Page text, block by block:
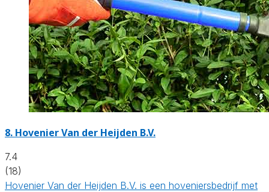
8. Hovenier Van der Heijden B.V.
7.4
(18)
Hovenier Van der Heijden B.V. is een hoveniersbedrijf met